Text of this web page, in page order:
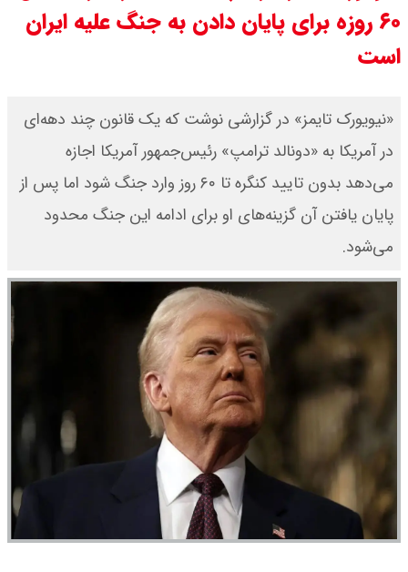
قیمت سکه امامی امروز دوشنبه ۱۹
سکه
با حکم پزشکیان، محسن رضایی دبیر
شد / تمام دبیران شعام + اینفوگرافی
مرداد ۱۴۰۵ اعلام شد/ افزایش قیمت
طلا
۶۰ روزه برای پایان دادن به جنگ علیه ایران
است
«نیویورک تایمز» در گزارشی نوشت که یک قانون چند دهه‌ای
در آمریکا به «دونالد ترامپ» رئیس‌جمهور آمریکا اجازه
می‌دهد بدون تایید کنگره تا ۶۰ روز وارد جنگ شود اما پس از
پایان یافتن آن گزینه‌های او برای ادامه این جنگ محدود
می‌شود.